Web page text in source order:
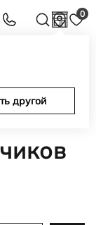
0
другой
ECCO в